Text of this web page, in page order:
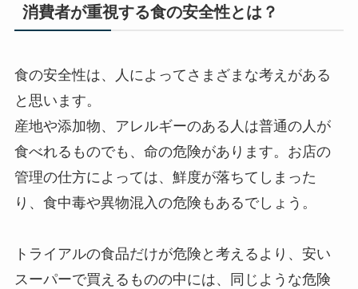
消費者が重視する食の安全性とは？
食の安全性は、人によってさまざまな考えがある
と思います。
産地や添加物、アレルギーのある人は普通の人が
食べれるものでも、命の危険があります。お店の
管理の仕方によっては、鮮度が落ちてしまった
り、食中毒や異物混入の危険もあるでしょう。
トライアルの食品だけが危険と考えるより、安い
スーパーで買えるものの中には、同じような危険